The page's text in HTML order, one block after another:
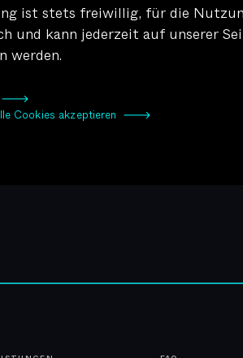
ist stets freiwillig, für die
und kann jederzeit auf unserer
werden.
🡒
Cookies akzeptieren 🡒